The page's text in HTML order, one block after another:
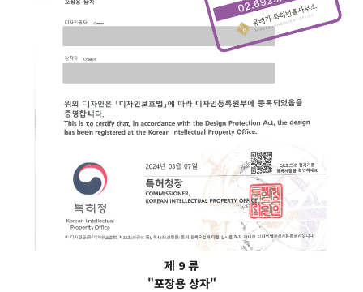
제 9 류
"포장용 상자"